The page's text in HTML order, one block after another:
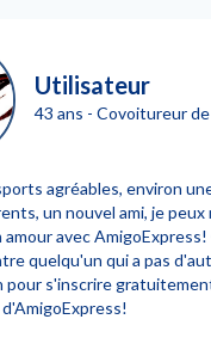
Utilisateur
43 ans - Covoitureur
agréables, environ
un nouvel ami, je
amour avec
quelqu'un qui a pas
pour s'inscrire